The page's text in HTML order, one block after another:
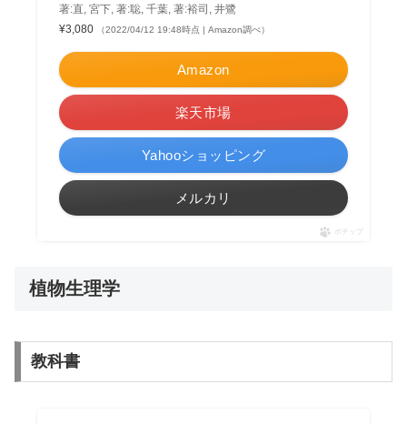
著:直, 宮下, 著:聡, 千葉, 著:裕司, 井鷺
¥3,080
（2022/04/12 19:48時点 | Amazon調べ）
Amazon
楽天市場
Yahooショッピング
メルカリ
ポチップ
植物生理学
教科書